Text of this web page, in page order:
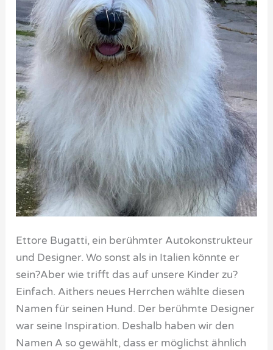
Ettore Bugatti, ein berühmter Autokonstrukteur
und Designer. Wo sonst als in Italien könnte er
sein?Aber wie trifft das auf unsere Kinder zu?
Einfach. Aithers neues Herrchen wählte diesen
Namen für seinen Hund. Der berühmte Designer
war seine Inspiration. Deshalb haben wir den
Namen A so gewählt, dass er möglichst ähnlich